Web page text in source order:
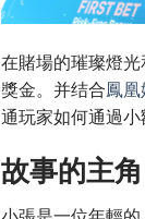
在賭場的璀璨燈
獎金。并结合鳳凰
通玩家如何通過小
故事的主